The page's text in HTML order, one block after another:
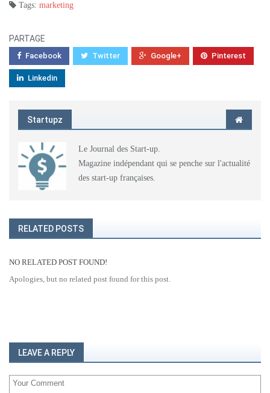
Tags: marketing
PARTAGE
Facebook Twitter Google+ Pinterest
Linkedin
Startupz
Le Journal des Start-up.
Magazine indépendant qui se penche sur l'actualité
des start-up françaises.
RELATED POSTS
NO RELATED POST FOUND!
Apologies, but no related post found for this post.
LEAVE A REPLY